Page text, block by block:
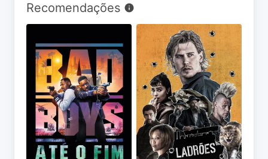
Recomendações